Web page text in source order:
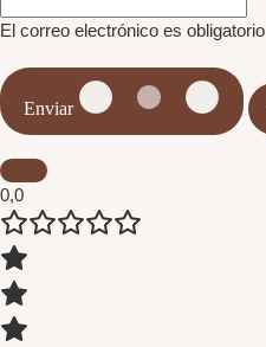
El correo electrónico es obligatorio
Enviar
0,0